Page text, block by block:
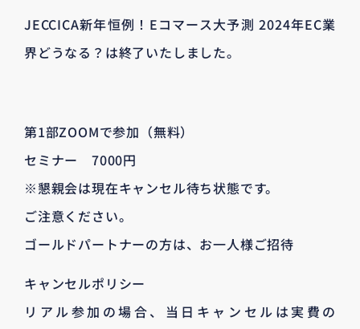
JECCICA新年恒例！Eコマース大予測 2024年EC業
界どうなる？は終了いたしました。
第1部ZOOMで参加（無料）
セミナー 7000円
※懇親会は現在キャンセル待ち状態です。
ご注意ください。
ゴールドパートナーの方は、お一人様ご招待
キャンセルポリシー
リアル参加の場合、当日キャンセルは実費の